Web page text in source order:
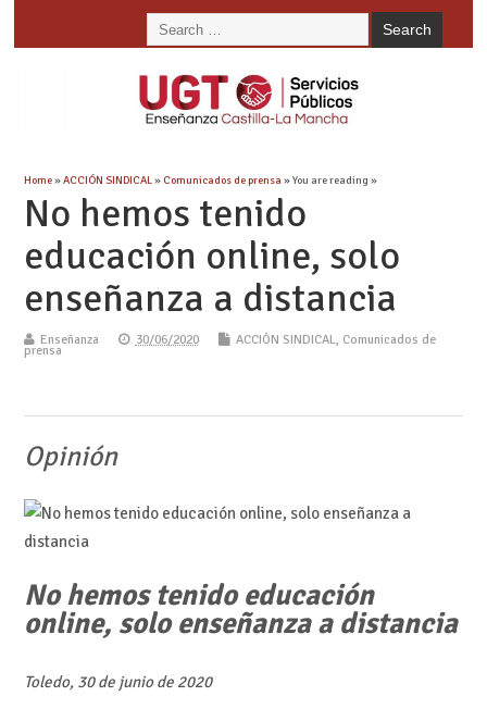
Home»ACCIÓN SINDICAL» Comunicados de prensa » You are reading »
No hemos tenido
educación online, solo
enseñanza a distancia
Enseñanza 30/06/2020 ACCIÓN SINDICAL, Comunicados de
prensa
Opinión
No hemos tenido educación
online, solo enseñanza a distancia
Toledo, 30 de junio de 2020